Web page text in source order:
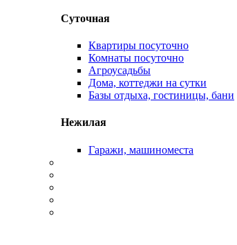
Суточная
Квартиры посуточно
Комнаты посуточно
Агроусадьбы
Дома, коттеджи на сутки
Базы отдыха, гостиницы, бани
Нежилая
Гаражи, машиноместа